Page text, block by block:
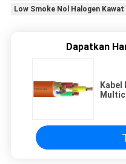
Low Smoke Nol Halogen Kawat
Dapatkan